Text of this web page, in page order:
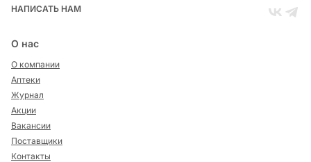
НАПИСАТЬ НАМ
О нас
О компании
Аптеки
Журнал
Акции
Вакансии
Поставщики
Контакты